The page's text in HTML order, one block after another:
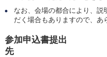
なお、会場の都合により、説
だく場合もありますので、あ
参加申込書提出